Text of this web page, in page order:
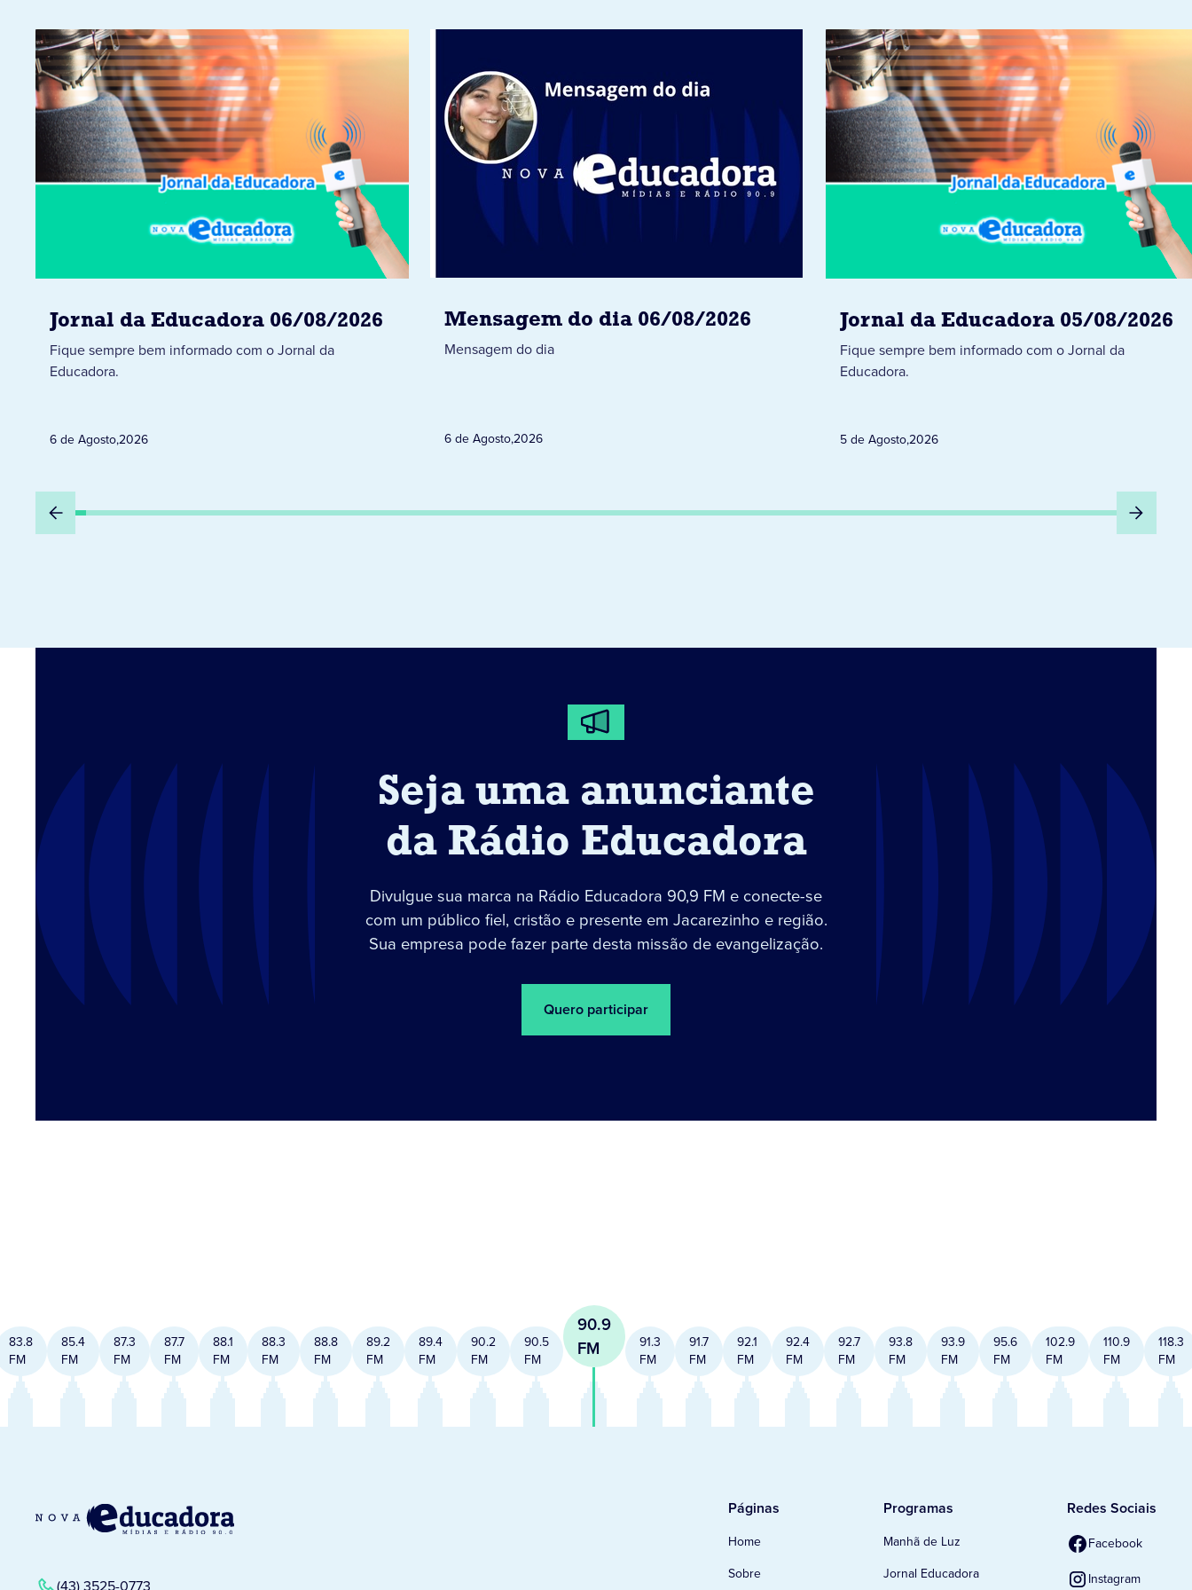
Jornal da Educadora 06/08/2026
Fique sempre bem informado com o Jornal da
Educadora.
6 de Agosto,2026
Mensagem do dia 06/08/2026
Mensagem do dia
6 de Agosto,2026
Jornal da Educadora 05/08/2026
Fique sempre bem informado com o Jornal da
Educadora.
5 de Agosto,2026
Seja uma anunciante
da Rádio Educadora
Divulgue sua marca na Rádio Educadora 90,9 FM e conecte-se
com um público fiel, cristão e presente em Jacarezinho e região.
Sua empresa pode fazer parte desta missão de evangelização.
Quero participar
83.8
FM
85.4
FM
87.3
FM
87.7
FM
88.1
FM
88.3
FM
88.8
FM
89.2
FM
89.4
FM
90.2
FM
90.5
FM
90.9
FM
91.3
FM
91.7
FM
92.1
FM
92.4
FM
92.7
FM
93.8
FM
93.9
FM
95.6
FM
102.9
FM
110.9
FM
118.3
FM
Páginas
Home
Sobre
Programas
Manhã de Luz
Jornal Educadora
Redes Sociais
Facebook
Instagram